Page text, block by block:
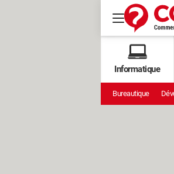
Informatique
Bureautique